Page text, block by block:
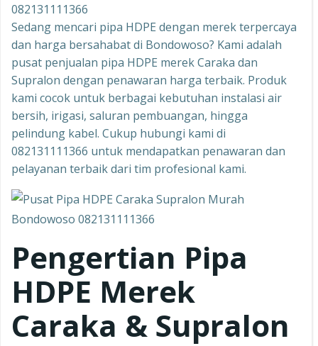
082131111366
Sedang mencari pipa HDPE dengan merek terpercaya
dan harga bersahabat di Bondowoso? Kami adalah
pusat penjualan pipa HDPE merek Caraka dan
Supralon dengan penawaran harga terbaik. Produk
kami cocok untuk berbagai kebutuhan instalasi air
bersih, irigasi, saluran pembuangan, hingga
pelindung kabel. Cukup hubungi kami di
082131111366 untuk mendapatkan penawaran dan
pelayanan terbaik dari tim profesional kami.
Pengertian Pipa
HDPE Merek
Caraka & Supralon